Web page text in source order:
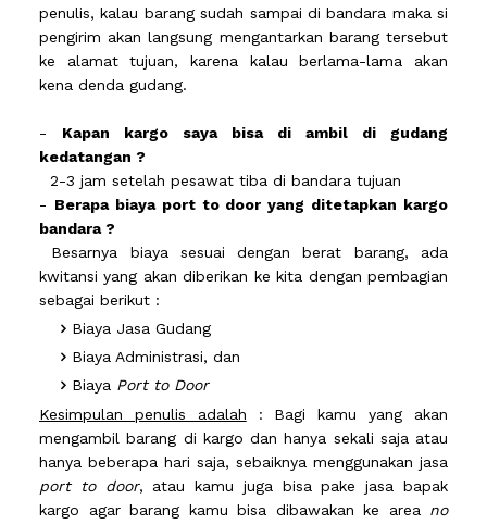
penulis, kalau barang sudah sampai di bandara maka si
pengirim akan langsung mengantarkan barang tersebut
ke alamat tujuan, karena kalau berlama-lama akan
kena denda gudang.
- Kapan kargo saya bisa di ambil di gudang
kedatangan ?
2-3 jam setelah pesawat tiba di bandara tujuan
- Berapa biaya port to door yang ditetapkan kargo
bandara ?
Besarnya biaya sesuai dengan berat barang, ada
kwitansi yang akan diberikan ke kita dengan pembagian
sebagai berikut :
Biaya Jasa Gudang
Biaya Administrasi, dan
Biaya Port to Door
Kesimpulan penulis adalah : Bagi kamu yang akan
mengambil barang di kargo dan hanya sekali saja atau
hanya beberapa hari saja, sebaiknya menggunakan jasa
port to door, atau kamu juga bisa pake jasa bapak
kargo agar barang kamu bisa dibawakan ke area no